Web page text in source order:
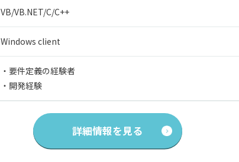
VB/VB.NET/C/C++
Windows client
・要件定義の経験者
・開発経験
詳細情報を見る